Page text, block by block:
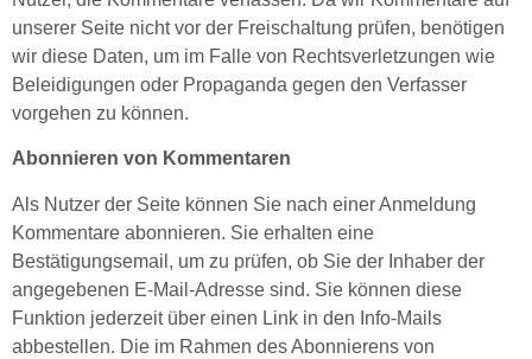
unserer Seite nicht vor der Freischaltung prüfen, benötigen
wir diese Daten, um im Falle von Rechtsverletzungen wie
Beleidigungen oder Propaganda gegen den Verfasser
vorgehen zu können.
Abonnieren von Kommentaren
Als Nutzer der Seite können Sie nach einer Anmeldung
Kommentare abonnieren. Sie erhalten eine
Bestätigungsemail, um zu prüfen, ob Sie der Inhaber der
angegebenen E-Mail-Adresse sind. Sie können diese
Funktion jederzeit über einen Link in den Info-Mails
abbestellen. Die im Rahmen des Abonnierens von